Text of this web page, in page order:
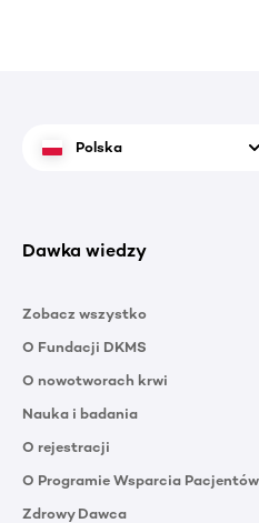
Polska
Dawka wiedzy
Zobacz wszystko
O Fundacji DKMS
O nowotworach krwi
Nauka i badania
O rejestracji
O Programie Wsparcia Pacjentów
Zdrowy Dawca